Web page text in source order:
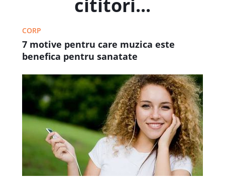
cititori...
CORP
7 motive pentru care muzica este
benefica pentru sanatate